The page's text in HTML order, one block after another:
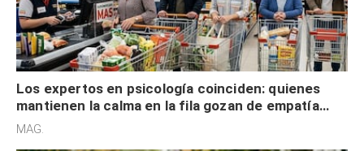
Los expertos en psicología coinciden: quienes
mantienen la calma en la fila gozan de empatía
cognitiva, gratitud y no solo tienen autocontrol
MAG.